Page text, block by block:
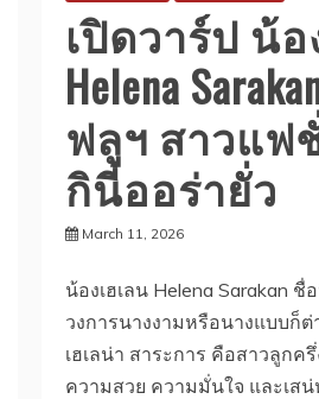
เปิดวาร์ป น้อ
Helena
ฟลูฯ สาวแฟ
กินี่ออร่ายั่ว
March 11, 2026
น้องเฮเลน Helena Sarakan ชื่
วงการนางงามหรือนางแบบก็ต่
เฮเลน่า สาระการ คือสาวลูกค
ความสวย ความมั่นใจ และเส